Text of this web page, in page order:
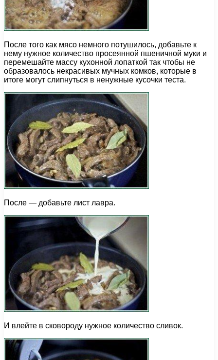
После того как мясо немного потушилось, добавьте к
нему нужное количество просеянной пшеничной муки и
перемешайте массу кухонной лопаткой так чтобы не
образовалось некрасивых мучных комков, которые в
итоге могут слипнуться в ненужные кусочки теста.
После — добавьте лист лавра.
И влейте в сковороду нужное количество сливок.